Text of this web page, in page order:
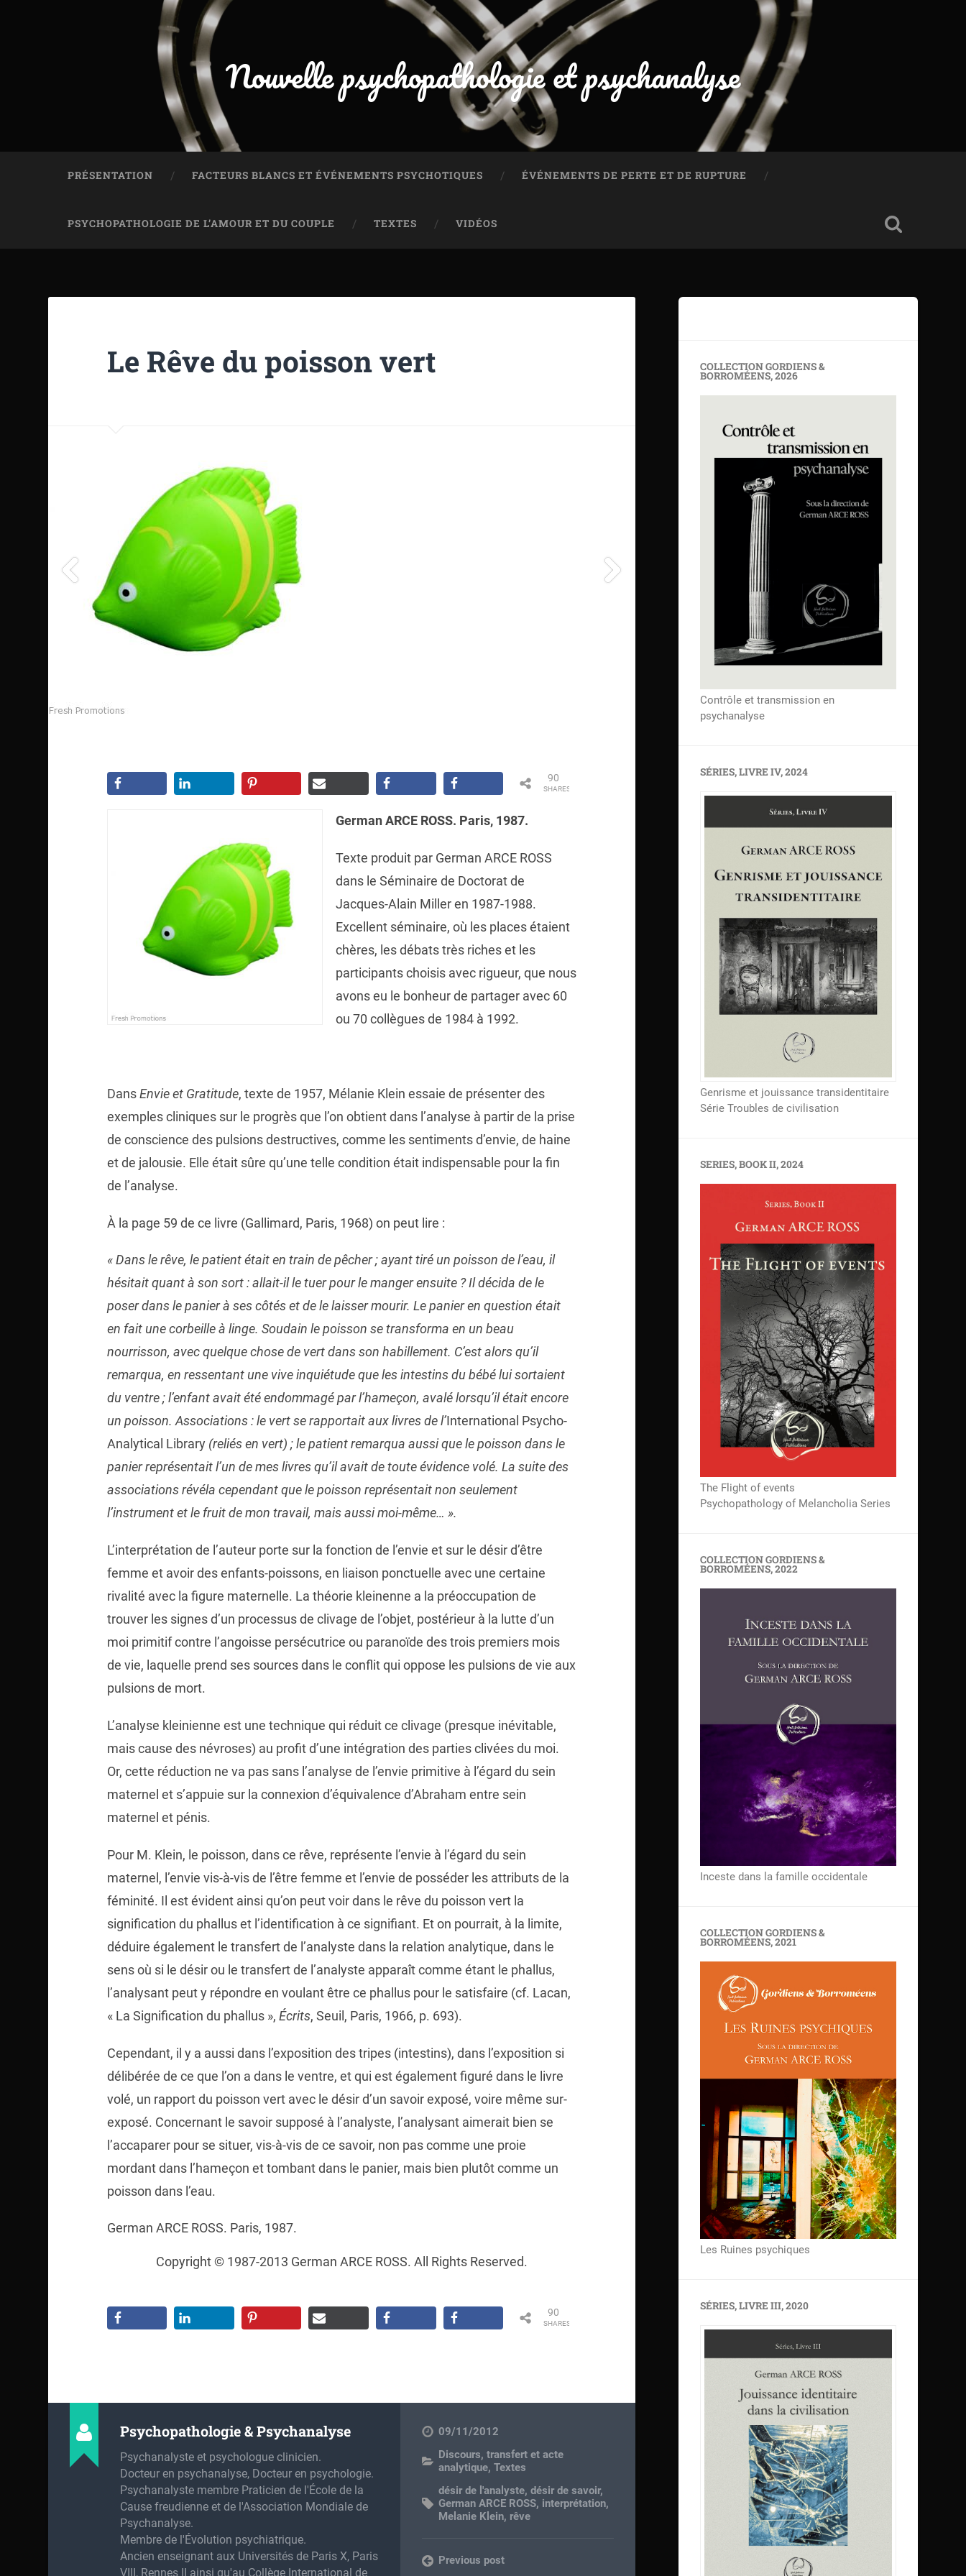
Nouvelle psychopathologie et psychanalyse
PRÉSENTATION FACTEURS BLANCS ET ÉVÉNEMENTS PSYCHOTIQUES ÉVÉNEMENTS DE PERTE ET DE RUPTURE
PSYCHOPATHOLOGIE DE L’AMOUR ET DU COUPLE TEXTES VIDÉOS
Le Rêve du poisson vert
SHARES
90
German ARCE ROSS. Paris, 1987.
Texte produit par German ARCE ROSS
dans le Séminaire de Doctorat de
Jacques-Alain Miller en 1987-1988.
Excellent séminaire, où les places étaient
chères, les débats très riches et les
participants choisis avec rigueur, que nous
avons eu le bonheur de partager avec 60
ou 70 collègues de 1984 à 1992.
DansEnvie et Gratitude, texte de 1957, Mélanie Klein essaie de présenter des
exemples cliniques sur le progrès que l’on obtient dans l’analyse à partir de la prise
de conscience des pulsions destructives, comme les sentiments d’envie, de haine
et de jalousie. Elle était sûre qu’une telle condition était indispensable pour la fin
de l’analyse.
À la page 59 de ce livre (Gallimard, Paris, 1968) on peut lire :
« Dans le rêve, le patient était en train de pêcher ; ayant tiré un poisson de l’eau, il
hésitait quant à son sort : allait-il le tuer pour le manger ensuite ? Il décida de le
poser dans le panier à ses côtés et de le laisser mourir. Le panier en question était
en fait une corbeille à linge. Soudain le poisson se transforma en un beau
nourrisson, avec quelque chose de vert dans son habillement. C’est alors qu’il
remarqua, en ressentant une vive inquiétude que les intestins du bébé lui sortaient
du ventre ; l’enfant avait été endommagé par l’hameçon, avalé lorsqu’il était encore
un poisson. Associations : le vert se rapportait aux livres de l’International Psycho-
Analytical Library(reliés en vert) ; le patient remarqua aussi que le poisson dans le
panier représentait l’un de mes livres qu’il avait de toute évidence volé. La suite des
associations révéla cependant que le poisson représentait non seulement
l’instrument et le fruit de mon travail, mais aussi moi-même… ».
L’interprétation de l’auteur porte sur la fonction de l’envie et sur le désir d’être
femme et avoir des enfants-poissons, en liaison ponctuelle avec une certaine
rivalité avec la figure maternelle. La théorie kleinenne a la préoccupation de
trouver les signes d’un processus de clivage de l’objet, postérieur à la lutte d’un
moi primitif contre l’angoisse persécutrice ou paranoïde des trois premiers mois
de vie, laquelle prend ses sources dans le conflit qui oppose les pulsions de vie aux
pulsions de mort.
L’analyse kleinienne est une technique qui réduit ce clivage (presque inévitable,
mais cause des névroses) au profit d’une intégration des parties clivées du moi.
Or, cette réduction ne va pas sans l’analyse de l’envie primitive à l’égard du sein
maternel et s’appuie sur la connexion d’équivalence d’Abraham entre sein
maternel et pénis.
Pour M. Klein, le poisson, dans ce rêve, représente l’envie à l’égard du sein
maternel, l’envie vis-à-vis de l’être femme et l’envie de posséder les attributs de la
féminité. Il est évident ainsi qu’on peut voir dans le rêve du poisson vert la
signification du phallus et l’identification à ce signifiant. Et on pourrait, à la limite,
déduire également le transfert de l’analyste dans la relation analytique, dans le
sens où si le désir ou le transfert de l’analyste apparaît comme étant le phallus,
l’analysant peut y répondre en voulant être ce phallus pour le satisfaire (cf. Lacan,
« La Signification du phallus », Écrits, Seuil, Paris, 1966, p. 693).
Cependant, il y a aussi dans l’exposition des tripes (intestins), dans l’exposition si
délibérée de ce que l’on a dans le ventre, et qui est également figuré dans le livre
volé, un rapport du poisson vert avec le désir d’un savoir exposé, voire même sur-
exposé. Concernant le savoir supposé à l’analyste, l’analysant aimerait bien se
l’accaparer pour se situer, vis-à-vis de ce savoir, non pas comme une proie
mordant dans l’hameçon et tombant dans le panier, mais bien plutôt comme un
poisson dans l’eau.
German ARCE ROSS. Paris, 1987.
Copyright © 1987-2013 German ARCE ROSS. All Rights Reserved.
SHARES
90
Psychopathologie & Psychanalyse
Psychanalyste et psychologue clinicien.
Docteur en psychanalyse, Docteur en psychologie.
Psychanalyste membre Praticien de l'École de la
Cause freudienne et de l'Association Mondiale de
Psychanalyse.
Membre de l'Évolution psychiatrique.
Ancien enseignant aux Universités de Paris X, Paris
VIII, Rennes II ainsi qu'au Collège International de
09/11/2012
Discours, transfert et acte
analytique,Textes
désir de l'analyste,désir de savoir,
German ARCE ROSS, interprétation,
Melanie Klein, rêve
Previous post
COLLECTION GORDIENS &
BORROMÉENS, 2026
Contrôle et transmission en
psychanalyse
SÉRIES, LIVRE IV, 2024
Genrisme et jouissance transidentitaire
Série Troubles de civilisation
SERIES, BOOK II, 2024
The Flight of events
Psychopathology of Melancholia Series
COLLECTION GORDIENS &
BORROMÉENS, 2022
Inceste dans la famille occidentale
COLLECTION GORDIENS &
BORROMÉENS, 2021
Les Ruines psychiques
SÉRIES, LIVRE III, 2020